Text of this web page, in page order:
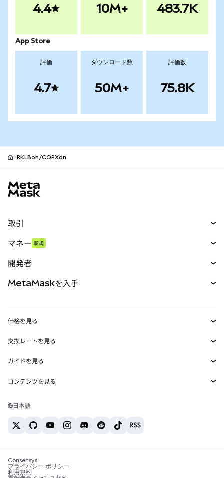
4.4 10M+ 483.7K
App Store
評価
4.7
ダウンロード数
50M+
評価数
75.8K
RKLBon/COPXon
取引
パーペチュアル
RWA
マネー 新規
開発者
MetaMask Connect
Snaps
Web3サービス
MetaMaskを入手
セキュリティ
サポート
キャリア
お問い合わせ
価格を見る
イーサリアムの価格
Solanaの価格
Tetherの価格
交換レートを見る
ETH→USD
USDT→INR
BTC→INR
ETH→USDT
ガイドを見る
ETHの購入
USDTの購入
SHIBの購入
BNBの購入
コンテンツを見る
Solanaウォレット
税制関連ニュース
日本語
Consensys
プライバシー ポリシー
利用規約